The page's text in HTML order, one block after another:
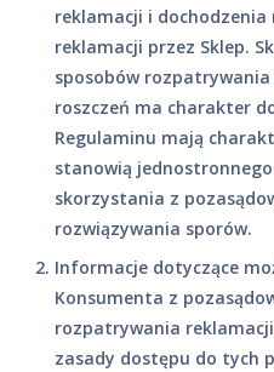
reklamacji i dochodzenia
reklamacji przez Sklep.
sposobów
roszczeń ma charakter
Regulaminu mają
stanowią
skorzystania z
rozwiązywania sporów.
Informacje dotyczące
Konsumenta z
rozpatrywania
zasady dostępu do tych